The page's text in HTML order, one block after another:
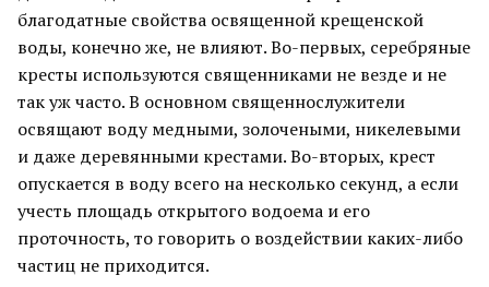
благодатные свойства освященной крещенской
воды, конечно же, не влияют. Во-первых, серебряные
кресты используются священниками не везде и не
так уж часто. В основном священнослужители
освящают воду медными, золочеными, никелевыми
и даже деревянными крестами. Во-вторых, крест
опускается в воду всего на несколько секунд, а если
учесть площадь открытого водоема и его
проточность, то говорить о воздействии каких-либо
частиц не приходится.